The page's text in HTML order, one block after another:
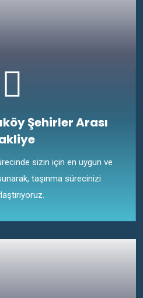
Şehirler Arası
sizin için en uygun ve
taşınma sürecinizi